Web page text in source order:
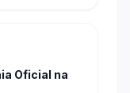
Oficial na